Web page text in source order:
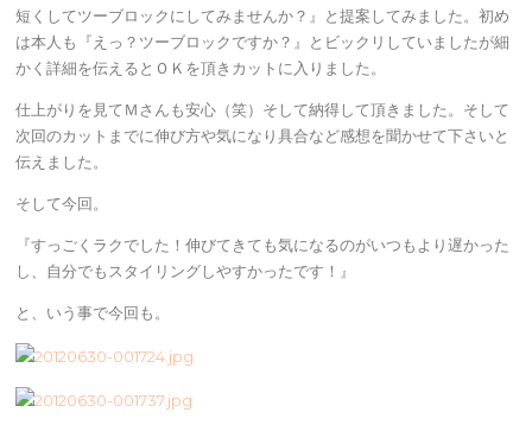
短くしてツーブロックにしてみませんか？』と提案してみました。初め
は本人も『えっ？ツーブロックですか？』とビックリしていましたが細
かく詳細を伝えるとＯＫを頂きカットに入りました。
仕上がりを見てＭさんも安心（笑）そして納得して頂きました。そして
次回のカットまでに伸び方や気になり具合など感想を聞かせて下さいと
伝えました。
そして今回。
『すっごくラクでした！伸びてきても気になるのがいつもより遅かった
し、自分でもスタイリングしやすかったです！』
と、いう事で今回も。